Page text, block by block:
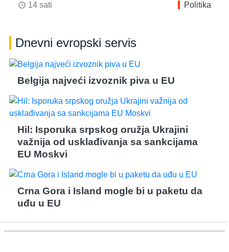
access_time 14 sati Politika
Dnevni evropski servis
Belgija najveći izvoznik piva u EU
Hil: Isporuka srpskog oružja Ukrajini
važnija od usklađivanja sa sankcijama
EU Moskvi
Crna Gora i Island mogle bi u paketu da
uđu u EU